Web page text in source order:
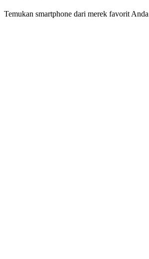
Temukan smartphone dari merek favorit Anda